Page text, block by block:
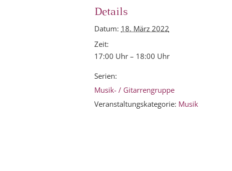
Details
Datum: 18. März 2022
Zeit:
17:00 Uhr – 18:00 Uhr
Serien:
Musik- / Gitarrengruppe
Veranstaltungskategorie: Musik